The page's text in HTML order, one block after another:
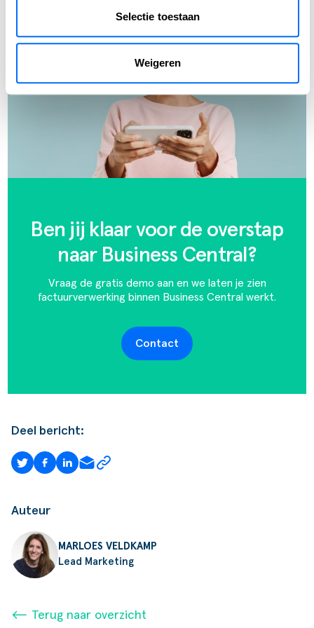
Selectie toestaan
Weigeren
Ben jij klaar voor de overstap
naar Business Central?
Vraag de gratis demo aan en we laten je zien
factuurverwerking binnen Business Central werkt.
Contact
Deel bericht:
Auteur
MARLOES VELDKAMP
Lead Marketing
⟵ Terug naar overzicht